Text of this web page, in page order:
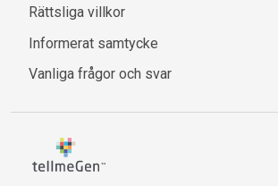
Rättsliga villkor
Informerat samtycke
Vanliga frågor och svar